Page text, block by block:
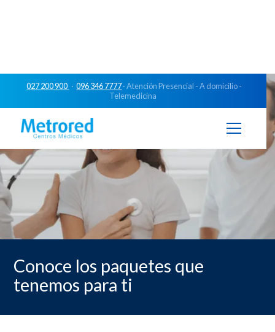
027 200 900 ·096 346 7777· Atención Presencial - A domicilio -
Telemedicina
Conoce los paquetes que
tenemos para ti